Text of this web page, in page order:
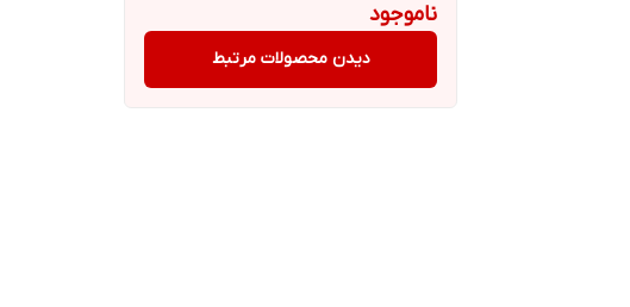
ناموجود
دیدن محصولات مرتبط